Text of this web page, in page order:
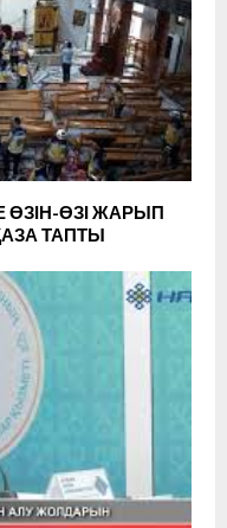
ӨЗІН-ӨЗІ ЖАРЫП
ТАПТЫ